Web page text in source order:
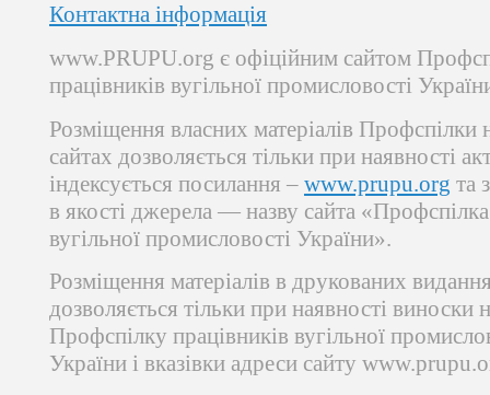
Контактна інформація
www.PRUPU.org є офіційним сайтом
працівників вугільної промисловості
Розміщення власних матеріалів Профспілки
сайтах дозволяється тільки при наявності
індексується посилання – www.prupu.org та
в якості джерела — назву сайта «Профспілка
вугільної промисловості України».
Розміщення матеріалів в друкованих
дозволяється тільки при наявності виноски
Профспілку працівників вугільної
України і вказівки адреси сайту